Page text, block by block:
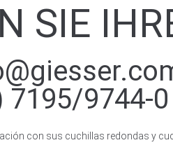
SIE
7195/9744-0
con sus cuchillas redondas y